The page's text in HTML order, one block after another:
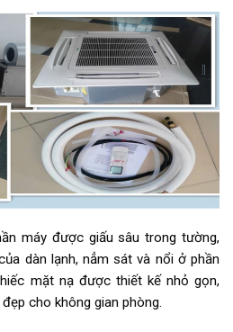
máy được giấu sâu trong tường,
dàn lạnh, nẳm sát và nổi ở phần
mặt nạ được thiết kế nhỏ gọn,
cho không gian phòng.